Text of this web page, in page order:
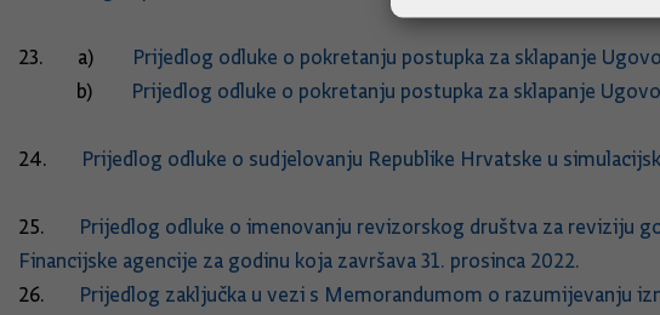
23. a) Prijedlog odluke o pokretanju postupka za sklapanje
b) Prijedlog odluke o pokretanju postupka za sklapanje
24. Prijedlog odluke o sudjelovanju Republike Hrvatske u
25. Prijedlog odluke o imenovanju revizorskog društva za reviziju
Financijske agencije za godinu koja završava 31. prosinca 2022.
26. Prijedlog zaključka u vezi s Memorandumom o razumijevanju